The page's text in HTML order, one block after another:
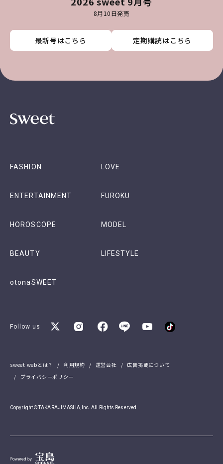
8月10日発売
最新号はこちら 定期購読はこちら
最新号はこちら 定期購読はこちら
最新号はこちら 定期購読はこちら
最新号はこちら 定期購読はこちら
FASHION LOVE
ENTERTAINMENT FUROKU
HOROSCOPE MODEL
BEAUTY LIFESTYLE
otonaSWEET
Follow us
sweet webとは？ 利用規約 運営会社
広告掲載について
プライバシーポリシー
Copyright © TAKARAJIMASHA,Inc. All Rights Reserved.